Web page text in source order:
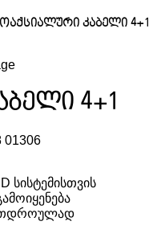
კაბელი 4+1
4+1
01306
სისტემისთვის